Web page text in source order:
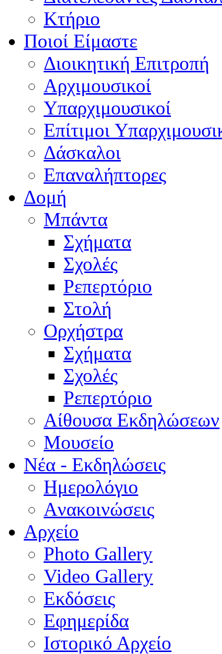
Κτήριο
Ποιοί Είμαστε
Διοικητική Επιτροπή
Aρχιμουσικοί
Υπαρχιμουσικοί
Επίτιμοι
Δάσκαλοι
Επαναλήπτορες
Δομή
Μπάντα
Σχήματα
Σχολές
Ρεπερτόριο
Στολή
Ορχήστρα
Σχήματα
Σχολές
Ρεπερτόριο
Aίθουσα Εκδηλώσεων
Μουσείο
Νέα - Εκδηλώσεις
Ημερολόγιο
Aνακοινώσεις
Αρχείο
Photo Gallery
Video Gallery
Εκδόσεις
Εφημερίδα
Ιστορικό Αρχείο